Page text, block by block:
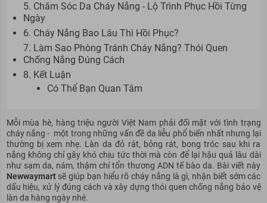
5. Chăm Sóc Da Cháy Nắng - Lộ Trình Phục Hồi Từng
Ngày
6. Cháy Nắng Bao Lâu Thì Hồi Phục?
7. Làm Sao Phòng Tránh Cháy Nắng? Thói Quen
Chống Nắng Đúng Cách
8. Kết Luận
Có Thể Bạn Quan Tâm
Mỗi mùa hè, hàng triệu người Việt Nam phải đối mặt với tình trạng
cháy nắng - một trong những vấn đề da liễu phổ biến nhất nhưng lại
thường bị xem nhẹ. Làn da đỏ rát, bỏng rát, bong tróc sau khi ra
nắng không chỉ gây khó chịu tức thời mà còn để lại hậu quả lâu dài
như sạm da, nám, thậm chí tổn thương ADN tế bào da. Bài viết này
Newwaymartsẽ giúp bạn hiểu rõ cháy nắng là gì, nhận biết sớm các
dấu hiệu, xử lý đúng cách và xây dựng thói quen chống nắng bảo vệ
làn da hàng ngày nhé.